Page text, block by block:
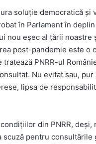
soluție democratică
în Parlament în
nou eșec al țării
post-pandemie este o
PNRR-ul
Nu evitat sau,
lipsa de
din PNRR, deși,
pentru